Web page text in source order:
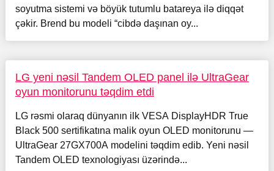
soyutma sistemi və böyük tutumlu batareya ilə diqqət
çəkir. Brend bu modeli “cibdə daşınan oy...
LG yeni nəsil Tandem OLED panel ilə UltraGear
oyun monitorunu təqdim etdi
LG rəsmi olaraq dünyanın ilk VESA DisplayHDR True
Black 500 sertifikatına malik oyun OLED monitorunu —
UltraGear 27GX700A modelini təqdim edib. Yeni nəsil
Tandem OLED texnologiyası üzərində...